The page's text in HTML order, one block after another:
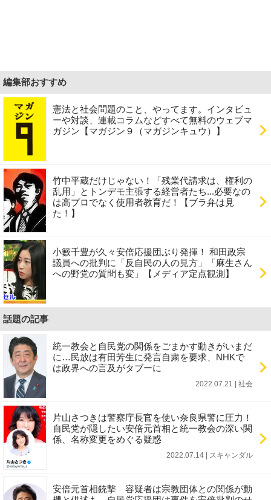
編集部おすすめ
憲法と社会問題のこと、やってます。インタビュ
ーや対談、連載コラムなどすべて無料のウェブマ
ガジン【マガジン９（マガジンキュウ）】
竹中平蔵だけじゃない！「残業代請求は、権利の
乱用」とトンデモ主張する経営者たち...必要なの
は高プロでなく使用者教育だ！【ブラ弁は見
た！】
小籔千豊が久々安倍応援団ぶり発揮！ 和田政宗
議員への批判に「反自民の人の見方」「麻生さん
への野党の質問も変」【メディア定点観測】
話題の記事
統一教会と自民党の関係をごまかす動きがいまだ
に…民放は有田芳生に発言自粛を要求、NHKで
は政界への言及がタブーに
2022.07.21 | 社会
片山さつきは警察庁長官を使い奈良県警に圧力！
自民党が隠したい安倍元首相と統一教会の深い関
係、名称変更をめぐる疑惑
2022.07.14 | スキャンダル
安倍元首相銃撃 容疑者は宗教団体との関係が動